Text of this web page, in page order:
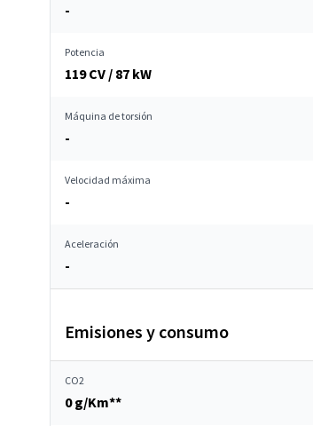
-
Potencia
119 CV / 87 kW
Máquina de torsión
-
Velocidad máxima
-
Aceleración
-
Emisiones y consumo
CO2
0 g/Km**